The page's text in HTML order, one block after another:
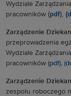
Wydziale
pracowników (pdf),
Zarządzenie
przeprowadzenia
Wydziale
pracowników (pdf), (
Zarządzenie
zespołu roboczego